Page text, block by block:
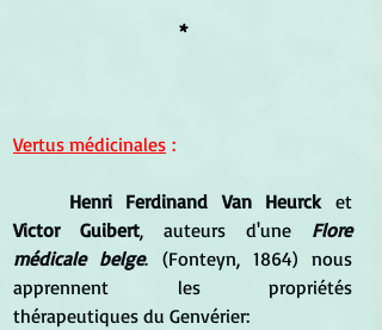
*
Vertus médicinales :
	Henri Ferdinand Van Heurck
Victor Guibert, auteurs d'une Flore
médicale belge. (Fonteyn, 1864) nous
apprennent les propriétés
thérapeutiques du Genvérier: